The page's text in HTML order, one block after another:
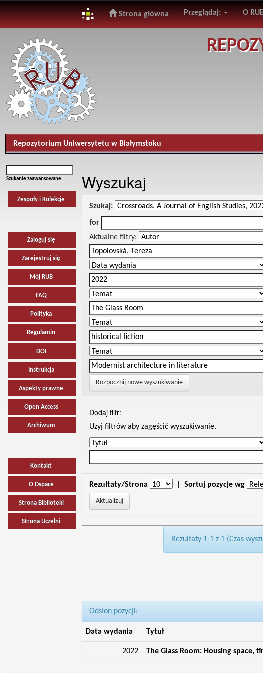
navigation
Strona główna Przeglądaj: O
Repozytorium Uniwersytetu w Białymstoku
Szukanie zaawansowane
Zespoły i Kolekcje
Zaloguj się
Zarejestruj się
Mój RUB
FAQ
Polityka
Regulamin
DOI
Instrukcja
Aspekty prawne
Open Access
Archiwum
Kontakt
O Dspace
Strona Biblioteki
Strona Uczelni
Wyszukaj
Szukaj:
for
Aktualne filtry:
Rozpocznij nowe wyszukiwanie
Dodaj filtr:
Uzyj filtrów aby zagęścić wyszukiwanie.
Rezultaty/Strona Sortuj pozycje wg
Rezultaty 1-1 z 1 (Czas
Odsłon pozycji:
Data wydania Tytuł
2022 The Glass Room: Housing space,